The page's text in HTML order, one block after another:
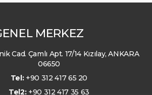
MERKEZ
Cad. Çamlı Apt. 17/14 Kızılay, ANKARA
06650
Tel: +90 312 417 65 20
Tel2: +90 312 417 35 63